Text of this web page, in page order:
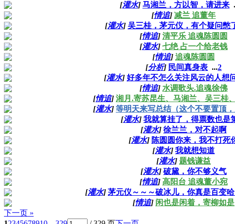
[灌水] 马湘兰，方以智，请进来
[情追] 减兰 追董年
[灌水] 吴三桂，茅元仪，有个疑问憋
[情追] 清平乐 追魂陈圆圆
[灌水] 七绝 占一个给老钱
[情追] 追魂陈圆圆
[分析] 民间真身表 ...2
[灌水] 好多年不怎么关注风云的人想
[情追] 水调歌头.追魂徐佛
[情追] 湘月.寄苏昆生、马湘兰、吴三桂
[灌水] 等明天来写总结（这个不要置顶，
[灌水] 我就算挂了，得票数也是
[灌水] 徐兰兰，对不起啊
[灌水] 陈圆圆你来，我不打死
[灌水] 我就想知道
[灌水] 题钱谦益
[灌水] 破黛，你不够义气
[情追] 高阳台 追魂董小宛
[灌水] 茅元仪～～～破冰儿，你真是百变
[情追] 闲也是闲着，寄柳如是
下一页 »